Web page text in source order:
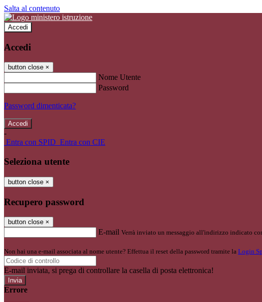
Salta al contenuto
Accedi
Accedi
button close ×
Nome Utente
Password
Password dimenticata?
-
Entra con SPID Entra con CIE
Seleziona utente
button close ×
Recupero password
button close ×
E-mail Verrà inviato un messaggio all'indirizzo indicato
Non hai una e-mail associata al nome utente? Effettua il reset della password tramite la Login
E-mail inviata, si prega di controllare la casella di posta elettronica!
Errore